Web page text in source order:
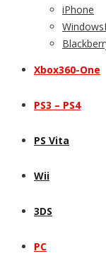
iPhone
Xbox360-One
PS3 – PS4
PS Vita
Wii
3DS
PC